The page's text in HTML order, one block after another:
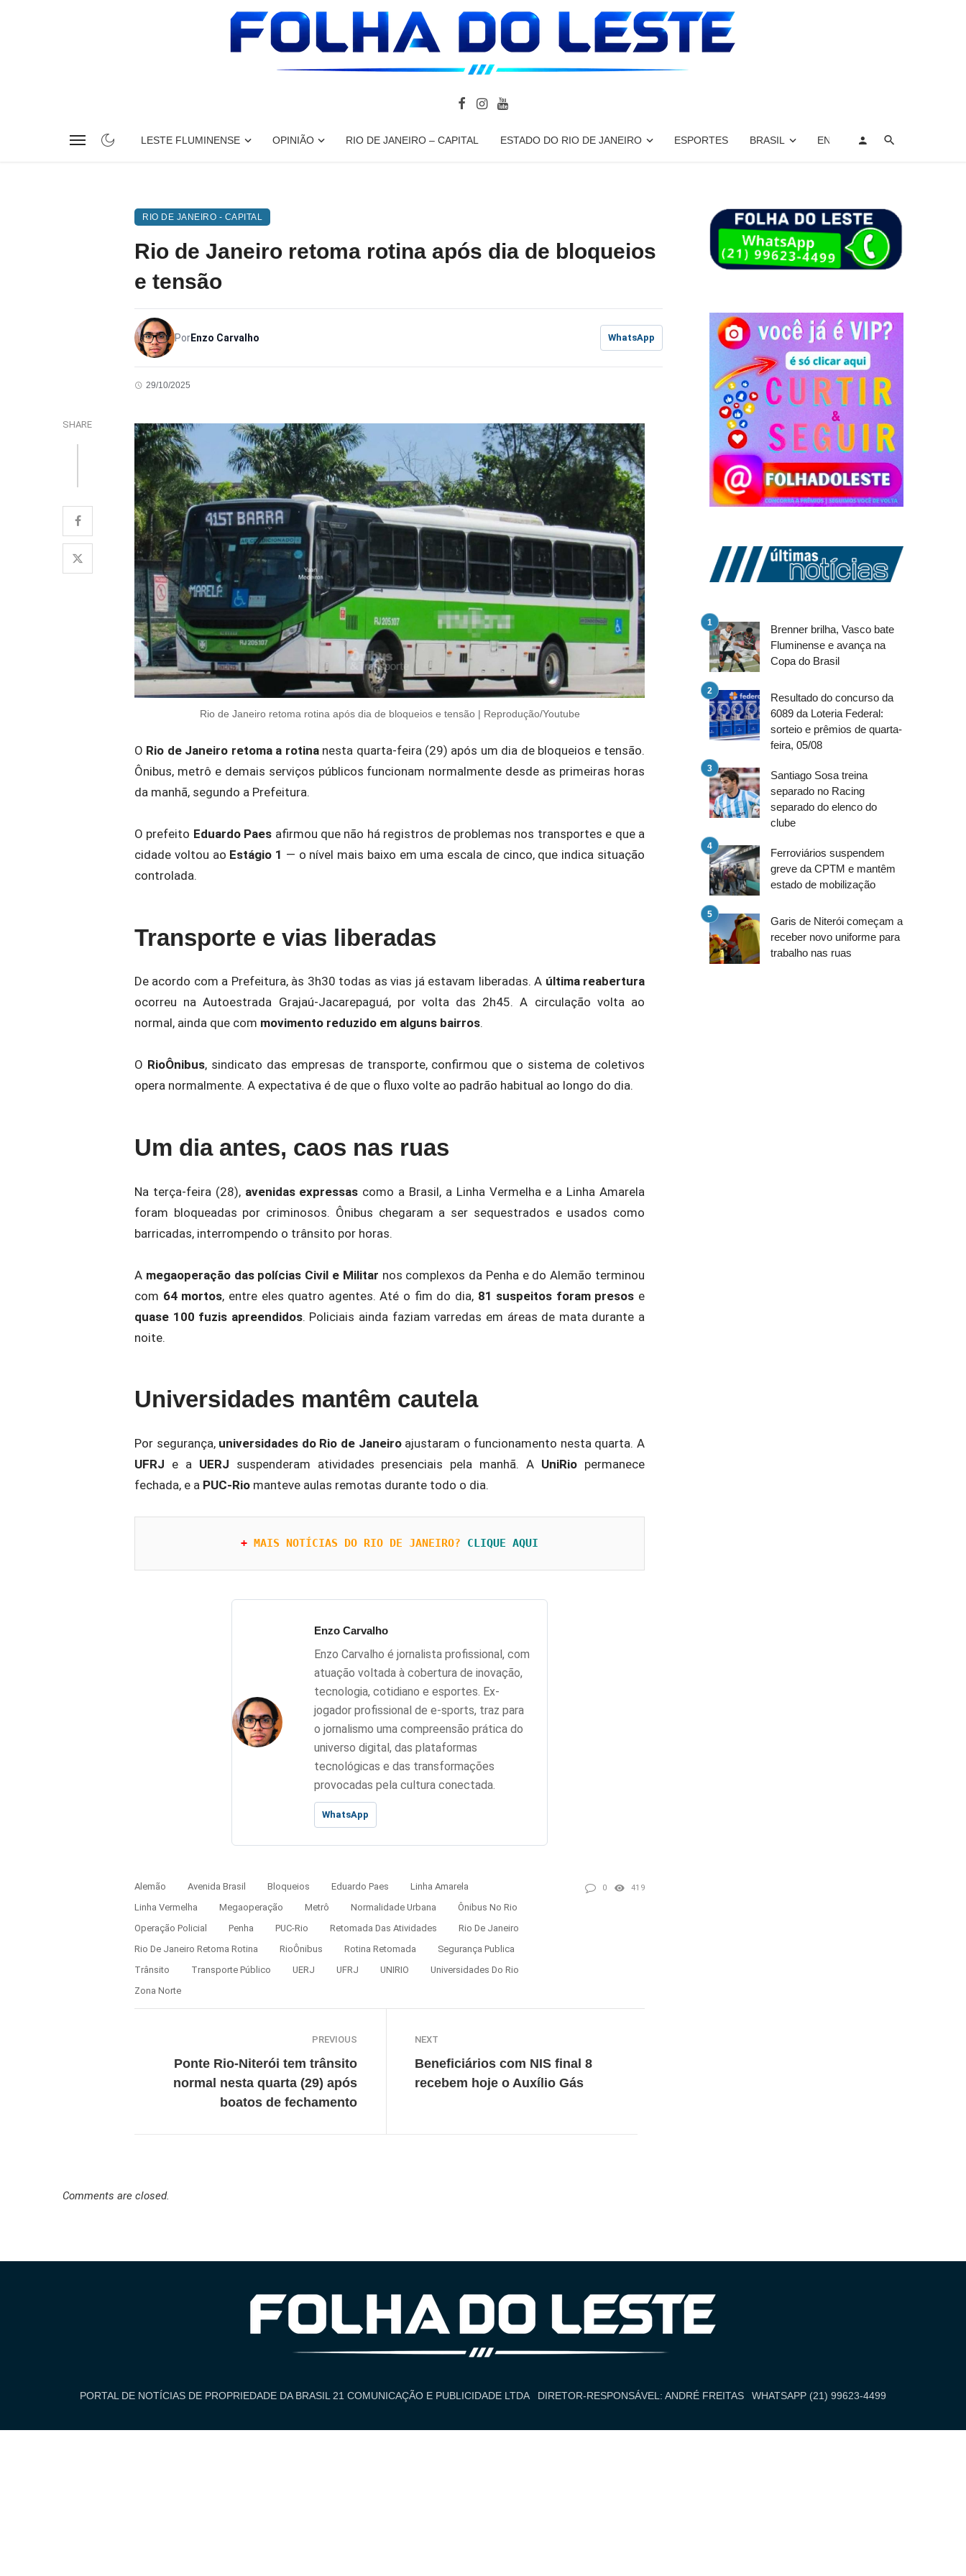
LESTE FLUMINENSE OPINIÃO RIO DE JANEIRO – CAPITAL ESTADO DO RIO DE JANEIRO ESPORTES BRASIL ENTRETENIMENTO, ARTES E
RIO DE JANEIRO - CAPITAL
Rio de Janeiro retoma rotina após dia de bloqueios
e tensão
PorEnzo Carvalho WhatsApp
29/10/2025
SHARE
Rio de Janeiro retoma rotina após dia de bloqueios e tensão | Reprodução/Youtube
O Rio de Janeiro retoma a rotinanesta quarta-feira (29) após um dia de bloqueios e tensão.
Ônibus, metrô e demais serviços públicos funcionam normalmente desde as primeiras horas
da manhã, segundo a Prefeitura.
O prefeito Eduardo Paes afirmou que não há registros de problemas nos transportes e que a
cidade voltou ao Estágio 1 — o nível mais baixo em uma escala de cinco, que indica situação
controlada.
Transporte e vias liberadas
De acordo com a Prefeitura, às 3h30 todas as vias já estavam liberadas. A última reabertura
ocorreu na Autoestrada Grajaú-Jacarepaguá, por volta das 2h45. A circulação volta ao
normal, ainda que com movimento reduzido em alguns bairros.
O RioÔnibus, sindicato das empresas de transporte, confirmou que o sistema de coletivos
opera normalmente. A expectativa é de que o fluxo volte ao padrão habitual ao longo do dia.
Um dia antes, caos nas ruas
Na terça-feira (28), avenidas expressas como a Brasil, a Linha Vermelha e a Linha Amarela
foram bloqueadas por criminosos. Ônibus chegaram a ser sequestrados e usados como
barricadas, interrompendo o trânsito por horas.
A megaoperação das polícias Civil e Militar nos complexos da Penha e do Alemão terminou
com 64 mortos, entre eles quatro agentes. Até o fim do dia, 81 suspeitos foram presos e
quase 100 fuzis apreendidos. Policiais ainda faziam varredas em áreas de mata durante a
noite.
Universidades mantêm cautela
Por segurança, universidades do Rio de Janeiroajustaram o funcionamento nesta quarta. A
UFRJ e a UERJ suspenderam atividades presenciais pela manhã. A UniRio permanece
fechada, e a PUC-Rio manteve aulas remotas durante todo o dia.
+ MAIS NOTÍCIAS DO RIO DE JANEIRO? CLIQUE AQUI
Enzo Carvalho
Enzo Carvalho é jornalista profissional, com
atuação voltada à cobertura de inovação,
tecnologia, cotidiano e esportes. Ex-
jogador profissional de e-sports, traz para
o jornalismo uma compreensão prática do
universo digital, das plataformas
tecnológicas e das transformações
provocadas pela cultura conectada.
WhatsApp
Alemão Avenida Brasil Bloqueios Eduardo Paes
Linha Amarela
Linha Vermelha
Megaoperação Metrô Normalidade Urbana
Ônibus No Rio
Operação Policial
Penha PUC-Rio Retomada Das Atividades
Rio De Janeiro
Rio De Janeiro Retoma Rotina
RioÔnibus Rotina Retomada
Segurança Publica
Trânsito
Transporte Público UERJ UFRJ UNIRIO
Universidades Do Rio
Zona Norte
0 419
PREVIOUS
Ponte Rio-Niterói tem trânsito
normal nesta quarta (29) após
boatos de fechamento
NEXT
Beneficiários com NIS final 8
recebem hoje o Auxílio Gás
Comments are closed.
Brenner brilha, Vasco bate
Fluminense e avança na
Copa do Brasil
Resultado do concurso da
6089 da Loteria Federal:
sorteio e prêmios de quarta-
feira, 05/08
Santiago Sosa treina
separado no Racing
separado do elenco do
clube
Ferroviários suspendem
greve da CPTM e mantêm
estado de mobilização
Garis de Niterói começam a
receber novo uniforme para
trabalho nas ruas
PORTAL DE NOTÍCIAS DE PROPRIEDADE DA BRASIL 21 COMUNICAÇÃO E PUBLICIDADE LTDA DIRETOR-RESPONSÁVEL: ANDRÉ FREITAS WHATSAPP (21) 99623-4499